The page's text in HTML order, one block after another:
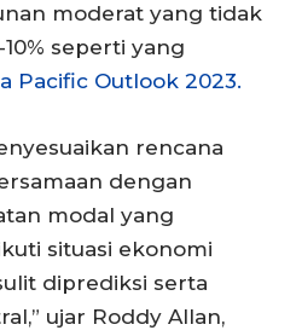
moderat yang tidak
seperti yang
Pacific Outlook 2023.
rencana
dengan
modal yang
situasi ekonomi
diprediksi serta
ujar Roddy Allan,